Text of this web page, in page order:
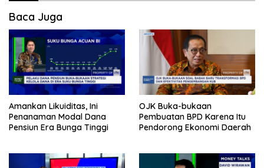
Baca Juga
Amankan Likuiditas, Ini
Penanaman Modal Dana
Pensiun Era Bunga Tinggi
OJK Buka-bukaan
Pembuatan BPD Karena Itu
Pendorong Ekonomi Daerah